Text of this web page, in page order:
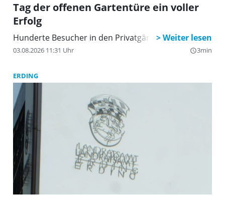
Tag der offenen Gartentüre ein voller
Erfolg
Hunderte Besucher in den Privatgärten Freisings
03.08.2026 11:31 Uhr query_builder3min
ERDING